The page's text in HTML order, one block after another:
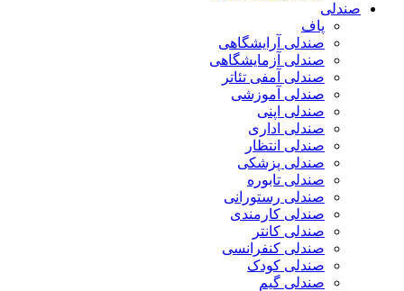
صندلی
پاف
صندلی آرایشگاهی
صندلی آزمایشگاهی
صندلی آمفی تئاتر
صندلی آموزشی
صندلی اپنی
صندلی اداری
صندلی انتظار
صندلی پزشکی
صندلی تابوره
صندلی رستورانی
صندلی کارمندی
صندلی کانتر
صندلی کنفرانسی
صندلی کودک
صندلی گیم